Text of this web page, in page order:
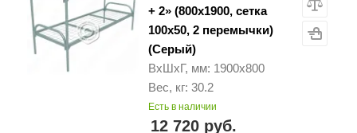
+ 2» (800х1900, сетка
100х50, 2 перемычки)
(Серый)
ВхШхГ, мм: 1900х800
Вес, кг: 30.2
Есть в наличии
12 720 руб.